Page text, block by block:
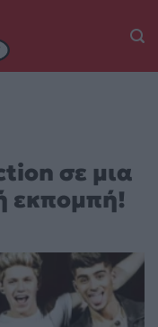
σε μια
εκπομπή!